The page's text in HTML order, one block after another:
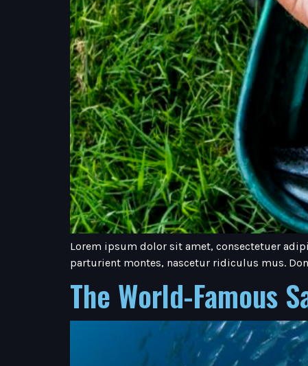
Lorem ipsum dolor sit amet, consectetuer
parturient montes, nascetur ridiculus mus.
The World-Famous